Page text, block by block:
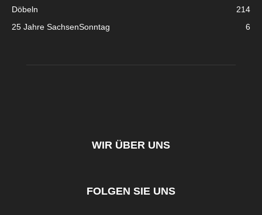
Döbeln
214
25 Jahre SachsenSonntag
6
WIR ÜBER UNS
FOLGEN SIE UNS